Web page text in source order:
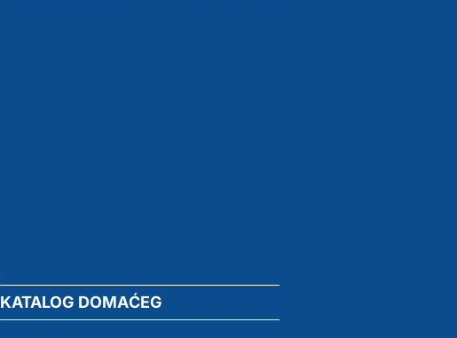
KATALOG DOMAĆEG